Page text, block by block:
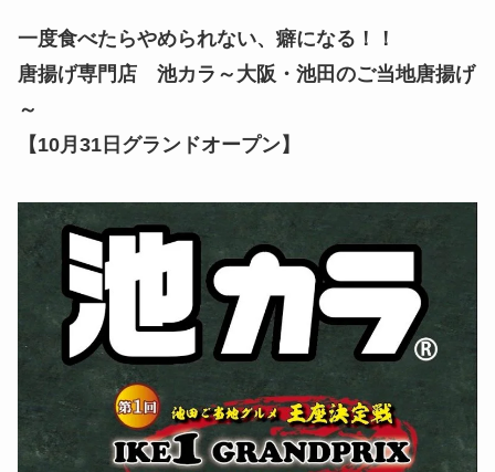
一度食べたらやめられない、癖になる！！
唐揚げ専門店 池カラ～大阪・池田のご当地唐揚げ
～
【10月31日グランドオープン】